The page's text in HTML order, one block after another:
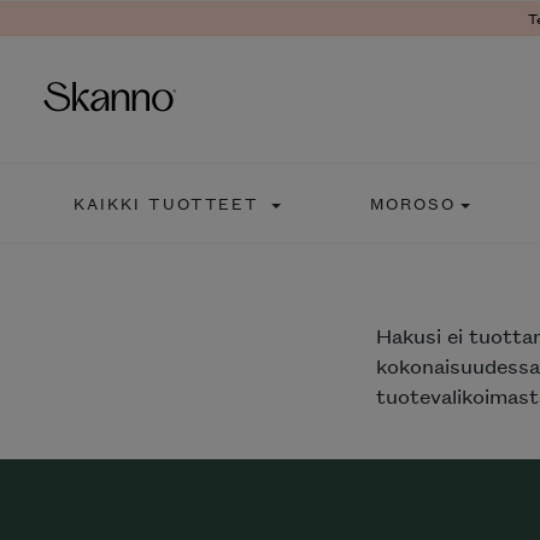
KAIKKI TUOTTEET MOROSO
Hakusi ei